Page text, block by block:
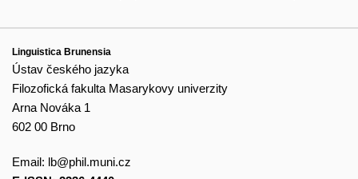
Linguistica Brunensia
Ústav českého jazyka
Filozofická fakulta Masarykovy univerzity
Arna Nováka 1
602 00 Brno
Email: lb@phil.muni.cz